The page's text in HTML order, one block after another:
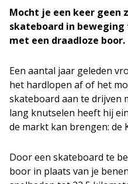
Mocht je een keer geen
skateboard in
met een draadloze boor.
Een aantal jaar geleden
het hardlopen af of het
skateboard aan te drijven
lang knutselen heeft hij
de markt kan brengen: de
Door een skateboard te
boor in plaats van je